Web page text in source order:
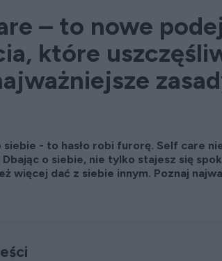
– to nowe
które
siebie - to hasło robi furorę. Self care
o siebie, nie tylko stajesz się
więcej dać z siebie innym. Poznaj